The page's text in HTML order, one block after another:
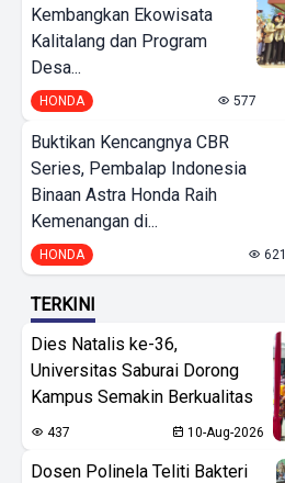
Kembangkan Ekowisata
Kalitalang dan Program
Desa...
HONDA 577
Buktikan Kencangnya CBR
Series, Pembalap Indonesia
Binaan Astra Honda Raih
Kemenangan di...
HONDA 621
TERKINI
Dies Natalis ke-36,
Universitas Saburai Dorong
Kampus Semakin Berkualitas
437 10-Aug-2026
Dosen Polinela Teliti Bakteri